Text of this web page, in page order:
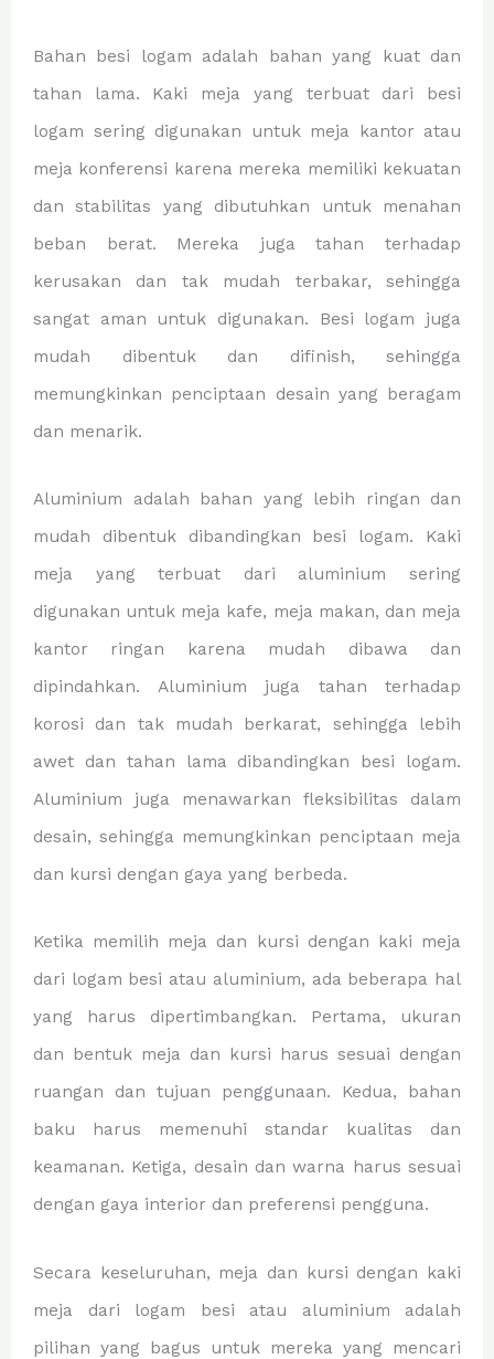
Bahan besi logam adalah bahan yang kuat dan
tahan lama. Kaki meja yang terbuat dari besi
logam sering digunakan untuk meja kantor atau
meja konferensi karena mereka memiliki kekuatan
dan stabilitas yang dibutuhkan untuk menahan
beban berat. Mereka juga tahan terhadap
kerusakan dan tak mudah terbakar, sehingga
sangat aman untuk digunakan. Besi logam juga
mudah dibentuk dan difinish, sehingga
memungkinkan penciptaan desain yang beragam
dan menarik.
Aluminium adalah bahan yang lebih ringan dan
mudah dibentuk dibandingkan besi logam. Kaki
meja yang terbuat dari aluminium sering
digunakan untuk meja kafe, meja makan, dan meja
kantor ringan karena mudah dibawa dan
dipindahkan. Aluminium juga tahan terhadap
korosi dan tak mudah berkarat, sehingga lebih
awet dan tahan lama dibandingkan besi logam.
Aluminium juga menawarkan fleksibilitas dalam
desain, sehingga memungkinkan penciptaan meja
dan kursi dengan gaya yang berbeda.
Ketika memilih meja dan kursi dengan kaki meja
dari logam besi atau aluminium, ada beberapa hal
yang harus dipertimbangkan. Pertama, ukuran
dan bentuk meja dan kursi harus sesuai dengan
ruangan dan tujuan penggunaan. Kedua, bahan
baku harus memenuhi standar kualitas dan
keamanan. Ketiga, desain dan warna harus sesuai
dengan gaya interior dan preferensi pengguna.
Secara keseluruhan, meja dan kursi dengan kaki
meja dari logam besi atau aluminium adalah
pilihan yang bagus untuk mereka yang mencari